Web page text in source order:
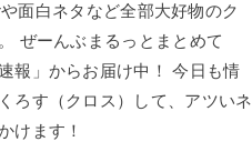
面白ネタなど全部大好物のク
ぜーんぶまるっとまとめて
速報」からお届け中！ 今日も情
ろす（クロス）して、アツいネ
けます！